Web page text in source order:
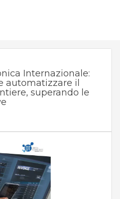
Internazionale:
automatizzare il
superando le